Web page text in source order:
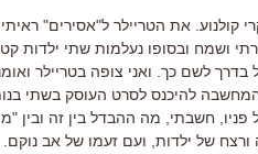
קולנוע. את הטריילר ל"אסירים"
ושמח ובסופו נעלמות שתי ילדות
בדרך לשם כך. ואני צופה בטריילר
להיכנס לסרט העוסק בשתי
פניו, חשבתי, מה ההבדל בין זה
של ילדות, ועם זעמו של אב נוקם.